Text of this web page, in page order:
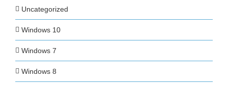
Uncategorized
Windows 10
Windows 7
Windows 8